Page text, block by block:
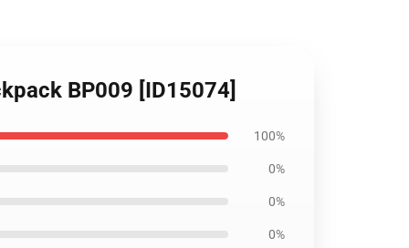
BP009 [ID15074]
100%
0%
0%
0%